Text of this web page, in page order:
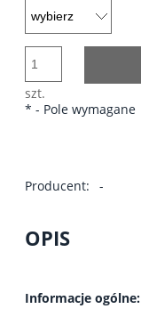
szt.
* - Pole wymagane
Producent: -
OPIS
Informacje ogólne: